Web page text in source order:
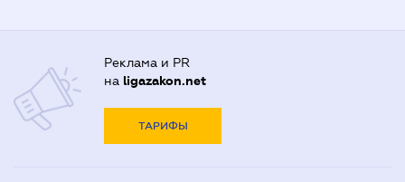
Реклама и PR
на ligazakon.net
ТАРИФЫ